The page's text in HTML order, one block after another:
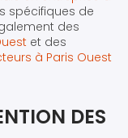
spécifiques de
des
et des
à Paris Ouest
DES